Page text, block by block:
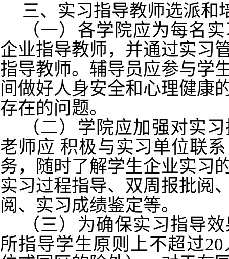
三、实习指导教师选派和
（一）各学院应为每名
企业指导教师，并通过实习
指导教师。辅导员应参与学
间做好人身安全和心理健康
存在的问题。
（二）学院应加强对实
老师应 积极与实习单位联
务，随时了解学生企业实习
实习过程指导、双周报批阅
阅、实习成绩鉴定等。
（三）为确保实习指导
所指导学生原则上不超过